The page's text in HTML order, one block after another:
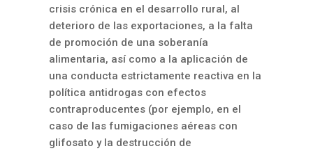
crisis crónica en el desarrollo rural, al
deterioro de las exportaciones, a la falta
de promoción de una soberanía
alimentaria, así como a la aplicación de
una conducta estrictamente reactiva en la
política antidrogas con efectos
contraproducentes (por ejemplo, en el
caso de las fumigaciones aéreas con
glifosato y la destrucción de